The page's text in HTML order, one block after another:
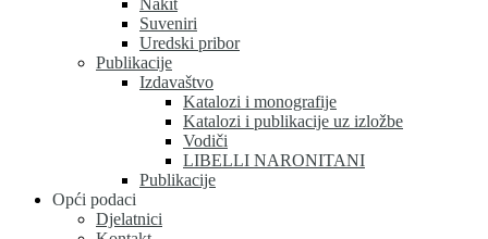
Nakit
Suveniri
Uredski pribor
Publikacije
Izdavaštvo
Katalozi i monografije
Katalozi i publikacije uz izložbe
Vodiči
LIBELLI NARONITANI
Publikacije
Opći podaci
Djelatnici